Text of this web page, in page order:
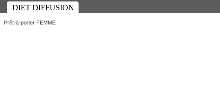
Prêt-à-porter FEMME
DIET DIFFUSION